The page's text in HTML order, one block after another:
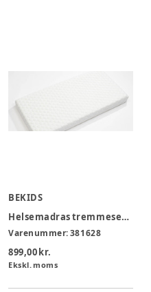
BEKIDS
Helsemadras tremmeseng, 60x120x8cm
Varenummer:381628
899,00 kr.
Ekskl. moms